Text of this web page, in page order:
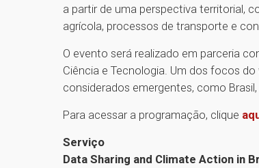
a partir de uma perspectiva territorial,
agrícola, processos de transporte e
O evento será realizado em parceria
Ciência e Tecnologia. Um dos focos
considerados emergentes, como
Para acessar a programação, clique
Serviço
Data Sharing and Climate Action in